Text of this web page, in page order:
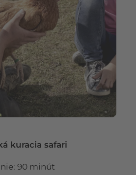
kuracia safari
90 minút